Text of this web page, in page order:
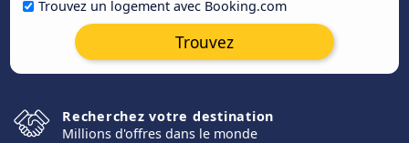
Trouvez un logement avec Booking.com
Trouvez
Recherchez votre destination
Millions d'offres dans le monde